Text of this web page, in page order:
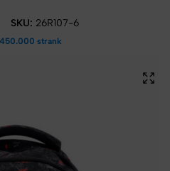
SKU: 26R107-6
450.000 strank